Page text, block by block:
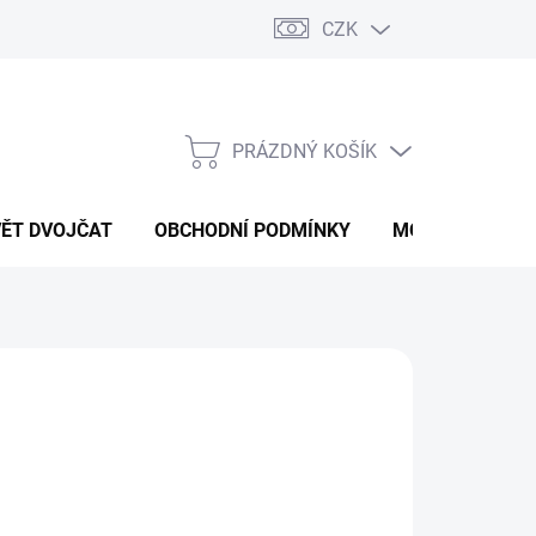
CZK
NÁKUPNÍ
PRÁZDNÝ KOŠÍK
DVOJČAT OBCHODNÍ PODMÍNKY MOJE